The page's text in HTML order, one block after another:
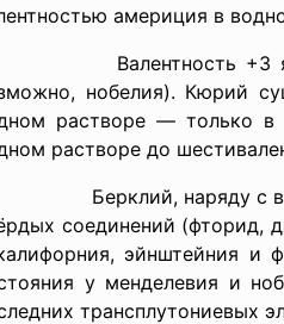
америция в
+3
нобелия). Кюрий
растворе — только в
растворе до
наряду с
соединений (фторид,
эйнштейния и
у менделевия и
трансплутониевых